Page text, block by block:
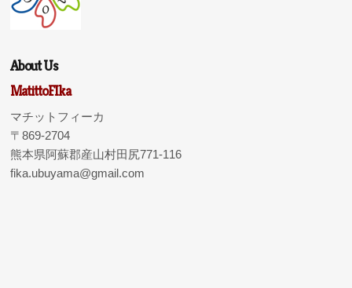
About Us
MatittoFIka
マチットフィーカ
〒869-2704
熊本県阿蘇郡産山村田尻771-116
fika.ubuyama@gmail.com